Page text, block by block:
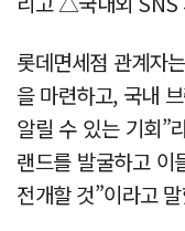
롯데면세점 관계자
을 마련하고, 국내
알릴 수 있는 기회”
랜드를 발굴하고 이
전개할 것”이라고